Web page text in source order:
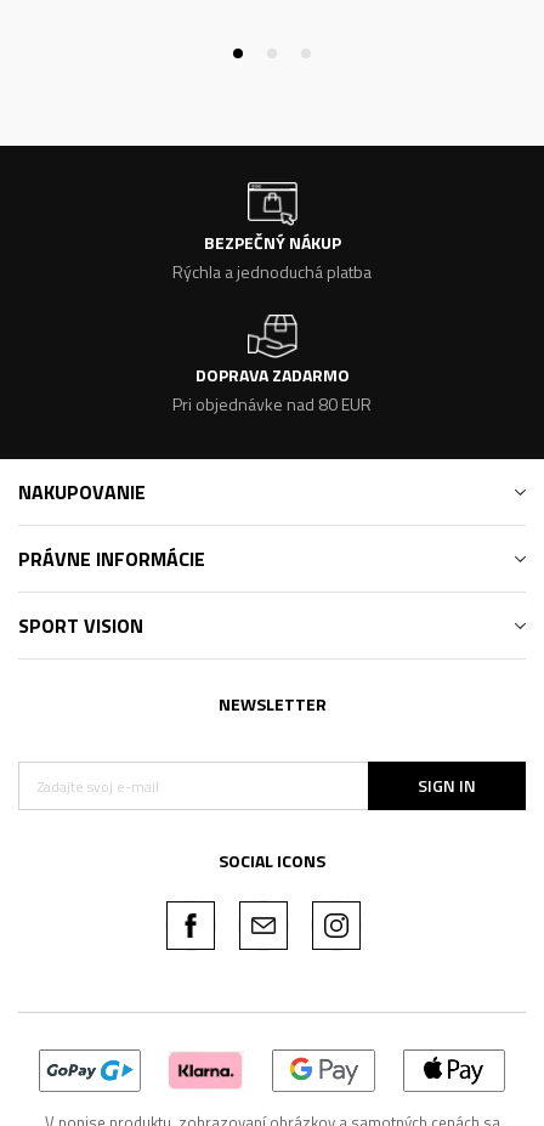
BEZPEČNÝ NÁKUP
Rýchla a jednoduchá platba
DOPRAVA ZADARMO
Pri objednávke nad 80 EUR
NAKUPOVANIE
PRÁVNE INFORMÁCIE
SPORT VISION
NEWSLETTER
SIGN IN
SOCIAL ICONS